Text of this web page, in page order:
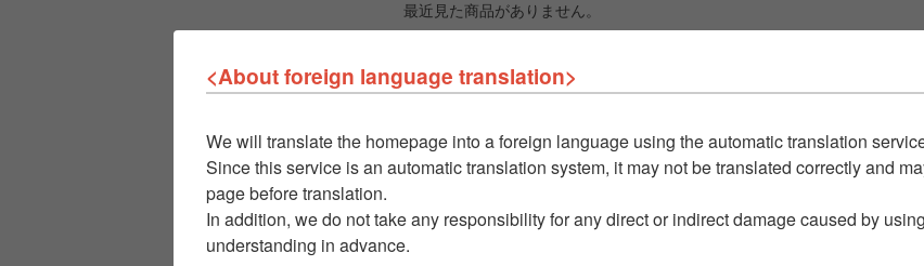
最近見た商品がありません。
<About foreign language translation>
We will translate the homepage into a foreign language using the automatic translation
Since this service is an automatic translation system, it may not be translated correctly and
page before translation.
In addition, we do not take any responsibility for any direct or indirect damage caused by
understanding in advance.